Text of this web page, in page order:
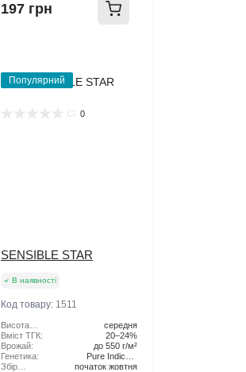
197 грн
Популярний
0
SENSIBLE STAR
В наявності
Код товару: 1511
Висота
рослини:
середня
Вміст ТГК:
20–24%
Врожай:
до 550 г/м²
Генетика:
Pure Indica x
Afghan x Skunk
Збір початок жовтня